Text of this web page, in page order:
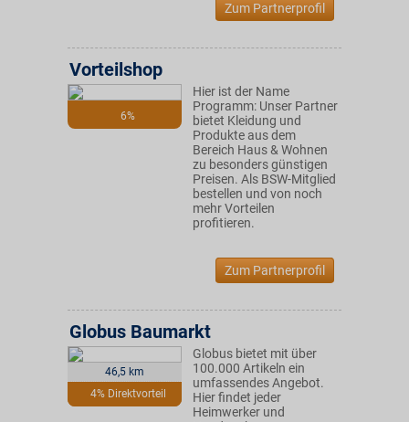
Zum Partnerprofil
6%
Vorteilshop
Hier ist der Name
Programm: Unser Partner
bietet Kleidung und
Produkte aus dem
Bereich Haus & Wohnen
zu besonders günstigen
Preisen. Als BSW-Mitglied
bestellen und von noch
mehr Vorteilen
profitieren.
Zum Partnerprofil
46,5 km
4% Direktvorteil
Globus Baumarkt
Globus bietet mit über
100.000 Artikeln ein
umfassendes Angebot.
Hier findet jeder
Heimwerker und